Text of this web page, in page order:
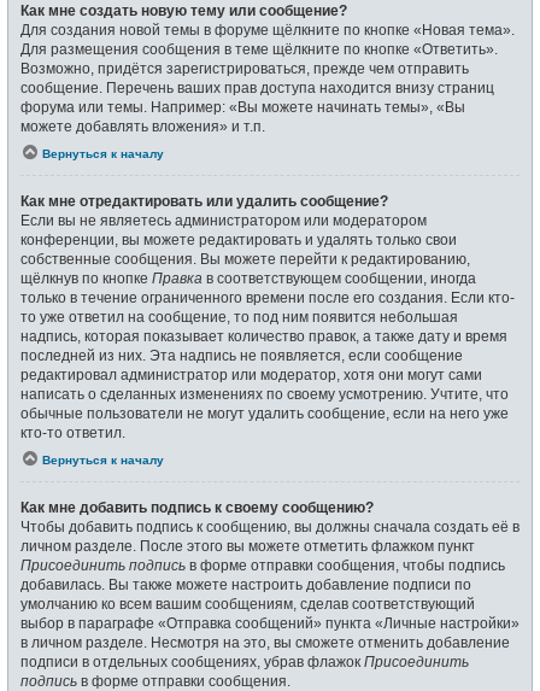
Как мне создать новую тему или сообщение?
Для создания новой темы в форуме щёлкните по кнопке «Новая тема».
Для размещения сообщения в теме щёлкните по кнопке «Ответить».
Возможно, придётся зарегистрироваться, прежде чем отправить
сообщение. Перечень ваших прав доступа находится внизу страниц
форума или темы. Например: «Вы можете начинать темы», «Вы
можете добавлять вложения» и т.п.
Вернуться к началу
Как мне отредактировать или удалить сообщение?
Если вы не являетесь администратором или модератором
конференции, вы можете редактировать и удалять только свои
собственные сообщения. Вы можете перейти к редактированию,
щёлкнув по кнопке Правка в соответствующем сообщении, иногда
только в течение ограниченного времени после его создания. Если кто-
то уже ответил на сообщение, то под ним появится небольшая
надпись, которая показывает количество правок, а также дату и время
последней из них. Эта надпись не появляется, если сообщение
редактировал администратор или модератор, хотя они могут сами
написать о сделанных изменениях по своему усмотрению. Учтите, что
обычные пользователи не могут удалить сообщение, если на него уже
кто-то ответил.
Вернуться к началу
Как мне добавить подпись к своему сообщению?
Чтобы добавить подпись к сообщению, вы должны сначала создать её в
личном разделе. После этого вы можете отметить флажком пункт
Присоединить подпись в форме отправки сообщения, чтобы подпись
добавилась. Вы также можете настроить добавление подписи по
умолчанию ко всем вашим сообщениям, сделав соответствующий
выбор в параграфе «Отправка сообщений» пункта «Личные настройки»
в личном разделе. Несмотря на это, вы сможете отменить добавление
подписи в отдельных сообщениях, убрав флажок Присоединить
подпись в форме отправки сообщения.